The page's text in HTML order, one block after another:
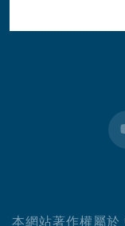
本網站著作權屬